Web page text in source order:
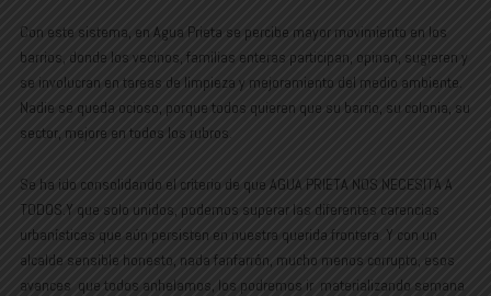
Con este sistema, en Agua Prieta se percibe mayor movimiento en los
barrios, donde los vecinos, familias enteras participan, opinan, sugieren y
se involucran en tareas de limpieza y mejoramiento del medio ambiente.
Nadie se queda ocioso, porque todos quieren que su barrio, su colonia, su
sector, mejore en todos los rubros.
Se ha ido consolidando el criterio de que AGUA PRIETA NOS NECESITA A
TODOS.Y que solo unidos, podemos superar las diferentes carencias
urbanísticas que aún persisten en nuestra querida frontera. Y con un
alcalde sensible honesto, nada fanfarrón, mucho menos corrupto, esos
avances que todos anhelamos, los podremos ir materializando semana